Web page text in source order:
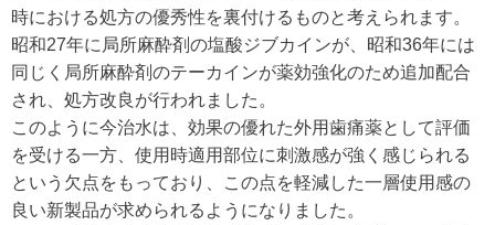
時における処方の優秀性を裏付けるものと考えられます。
昭和27年に局所麻酔剤の塩酸ジブカインが、昭和36年には
同じく局所麻酔剤のテーカインが薬効強化のため追加配合
され、処方改良が行われました。
このように今治水は、効果の優れた外用歯痛薬として評価
を受ける一方、使用時適用部位に刺激感が強く感じられる
という欠点をもっており、この点を軽減した一層使用感の
良い新製品が求められるようになりました。